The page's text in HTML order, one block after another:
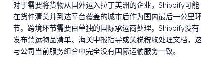
对于需要将货物从国外运入拉丁美洲的企业，Shippify可能
在货件清关并到达平台覆盖的城市后作为国内最后一公里环
节。跨境环节需要由单独的国际承运商处理。Shippify没有
发布禁运物品清单、海关申报指导或关税税收处理文档，这
与公司当前服务组合中完全没有国际运输服务一致。